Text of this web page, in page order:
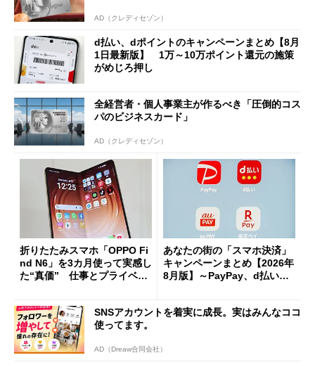
AD（クレディセゾン）
d払い、dポイントのキャンペーンまとめ【8月
1日最新版】 1万～10万ポイント還元の施策
がめじろ押し
全経営者・個人事業主が作るべき「圧倒的コス
パのビジネスカード」
AD（クレディセゾン）
折りたたみスマホ「OPPO Fi
nd N6」を3カ月使って実感し
た“真価” 仕事とプライベー
あなたの街の「スマホ決済」
キャンペーンまとめ【2026年
8月版】～PayPay、d払い、a
SNSアカウントを着実に成長。実はみんなココ
使ってます。
AD（Dreaw合同会社）